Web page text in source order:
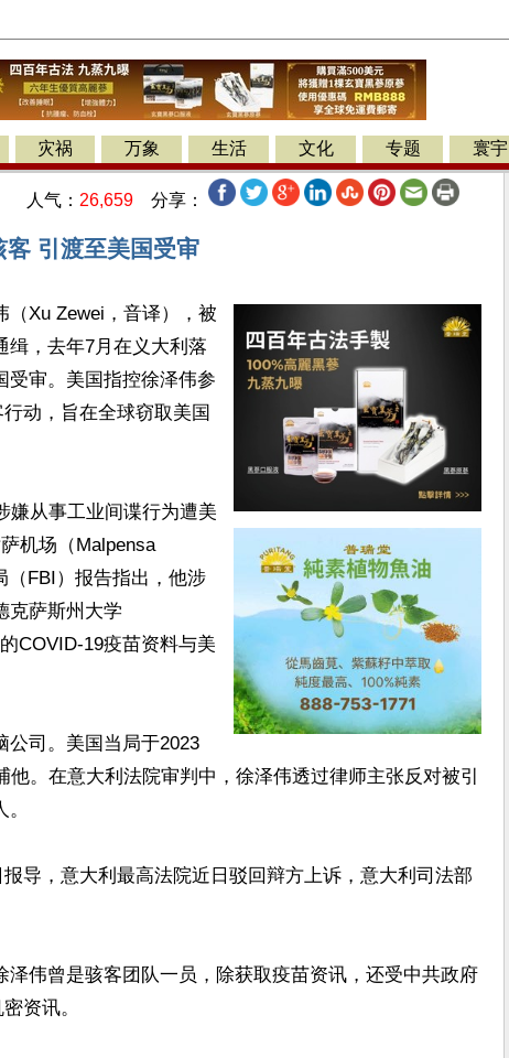
灾祸 万象 生活 文化 专题 寰宇
人气： 26,659 分享：
引渡至美国受审
（Xu Zewei，音译），被
缉，去年7月在义大利落
受审。美国指控徐泽伟参
动，旨在全球窃取美国
嫌从事工业间谍行为遭美
机场（Malpensa
（FBI）报告指出，他涉
克萨斯州大学
COVID-19疫苗资料与美
公司。美国当局于2023
。在意大利法院审判中，徐泽伟透过律师主张反对被引
导，意大利最高法院近日驳回辩方上诉，意大利司法部
伟曾是骇客团队一员，除获取疫苗资讯，还受中共政府
资讯。